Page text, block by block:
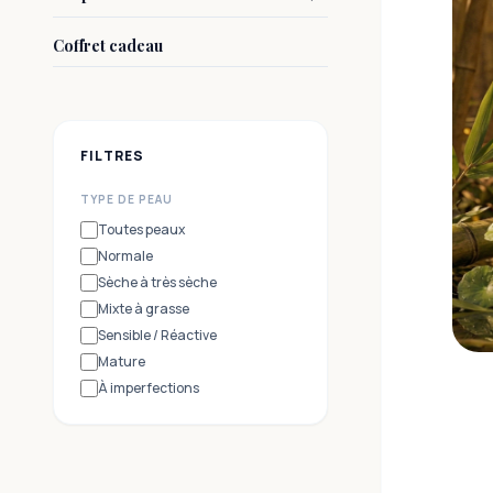
Coffret cadeau
FILTRES
TYPE DE PEAU
Toutes peaux
Normale
Sèche à très sèche
Mixte à grasse
Sensible / Réactive
Mature
À imperfections